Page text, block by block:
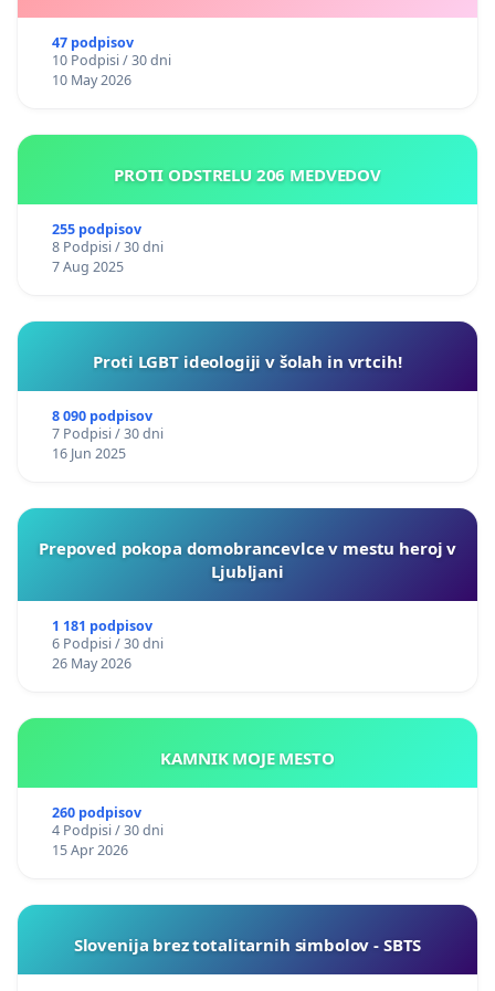
47 podpisov
10 Podpisi / 30 dni
10 May 2026
PROTI ODSTRELU 206 MEDVEDOV
255 podpisov
8 Podpisi / 30 dni
7 Aug 2025
Proti LGBT ideologiji v šolah in vrtcih!
8 090 podpisov
7 Podpisi / 30 dni
16 Jun 2025
Prepoved pokopa domobrancevlce v mestu heroj v
Ljubljani
1 181 podpisov
6 Podpisi / 30 dni
26 May 2026
KAMNIK MOJE MESTO
260 podpisov
4 Podpisi / 30 dni
15 Apr 2026
Slovenija brez totalitarnih simbolov - SBTS